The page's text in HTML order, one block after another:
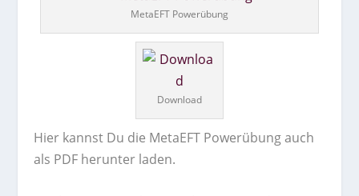
MetaEFT Powerübung
Download
Hier kannst Du die MetaEFT Powerübung auch
als PDF herunter laden.